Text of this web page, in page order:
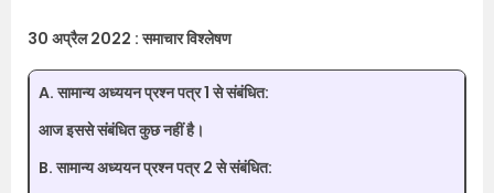
30 अप्रैल 2022 : समाचार विश्लेषण
A. सामान्य अध्ययन प्रश्न पत्र 1 से संबंधित:
आज इससे संबंधित कुछ नहीं है।
B. सामान्य अध्ययन प्रश्न पत्र 2 से संबंधित: